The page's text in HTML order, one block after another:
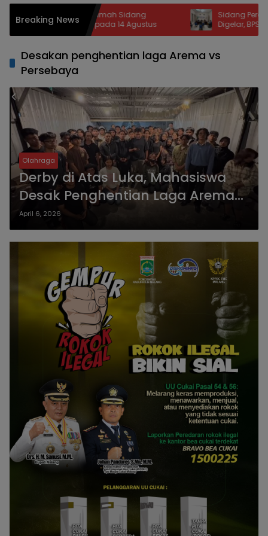
Breaking News
Jadi Tuan Rumah Sidang
DPR-DPD pada 14 Agustus
Sidang Perdana
Digelar, BPSK Kota
Perkara Kriswanto vs
Desakan penghentian laga Arema vs
Persebaya
Olahraga
Derby di Atas Luka, Mahasiswa
Desak Penghentian Laga Arema
vs Persebaya di Kanjuruhan
April 6, 2026